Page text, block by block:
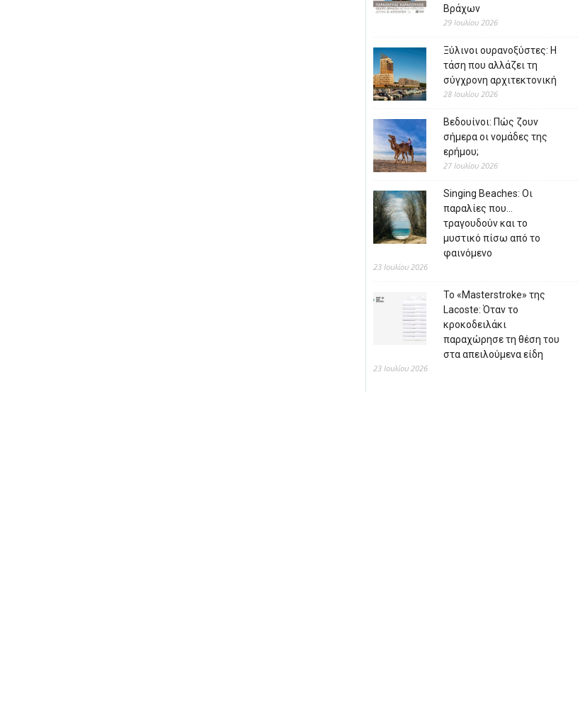
Βράχων
29 Ιουλίου 2026
Ξύλινοι ουρανοξύστες: Η
τάση που αλλάζει τη
σύγχρονη αρχιτεκτονική
28 Ιουλίου 2026
Βεδουίνοι: Πώς ζουν
σήμερα οι νομάδες της
ερήμου;
27 Ιουλίου 2026
Singing Beaches: Οι
παραλίες που…
τραγουδούν και το
μυστικό πίσω από το
φαινόμενο
23 Ιουλίου 2026
Το «Masterstroke» της
Lacoste: Όταν το
κροκοδειλάκι
παραχώρησε τη θέση του
στα απειλούμενα είδη
23 Ιουλίου 2026